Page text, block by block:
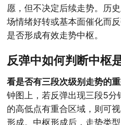
愿，但不决定后续走势。历
场情绪好转或基本面催化而
是否形成有效走势中枢。
反弹中如何判断中枢
看是否有三段次级别走势的重
钟图上，若反弹出现三段5分
的高低点有重合区域，则可
形成。中枢形成后，走势类